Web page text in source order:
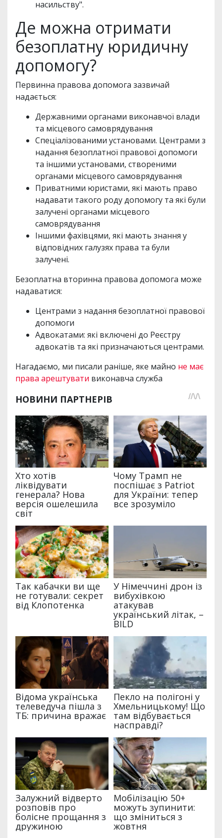
насильству".
Де можна отримати
безоплатну юридичну
допомогу?
Первинна правова допомога зазвичай
надається:
Державними органами виконавчої влади
та місцевого самоврядування
Спеціалізованими установами. Центрами з
надання безоплатної правової допомоги
та іншими установами, створеними
органами місцевого самоврядування
Приватними юристами, які мають право
надавати такого роду допомогу та які були
залучені органами місцевого
самоврядування
Іншими фахівцями, які мають знання у
відповідних галузях права та були
залучені.
Безоплатна вторинна правова допомога може
надаватися:
Центрами з надання безоплатної правової
допомоги
Адвокатами: які включені до Реєстру
адвокатів та які призначаються центрами.
Нагадаємо, ми писали раніше, яке майно не має
права арештувати виконавча служба